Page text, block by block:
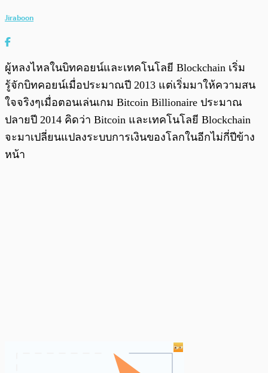
Jiraboon
ผู้หลงไหลในบิทคอยน์และเทคโนโลยี Blockchain เริ่ม
รู้จักบิทคอยน์เมื่อประมาณปี 2013 แต่เริ่มมาให้ความสน
ใจจริงๆเมื่อตอนเล่นเกม Bitcoin Billionaire ประมาณ
ปลายปี 2014 คิดว่า Bitcoin และเทคโนโลยี Blockchain
จะมาเปลี่ยนแปลงระบบการเงินของโลกในอีกไม่กี่ปีข้าง
หน้า